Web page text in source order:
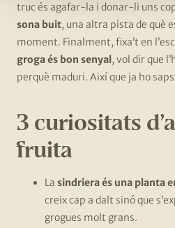
truc és agafar-la i donar-li uns
sona buit, una altra pista de què
moment. Finalment, fixa’t en
groga és bon senyal, vol dir que
perquè maduri. Així que ja ho
3 curiositats
fruita
La sindriera és una planta
creix cap a dalt sinó que
grogues molt grans.